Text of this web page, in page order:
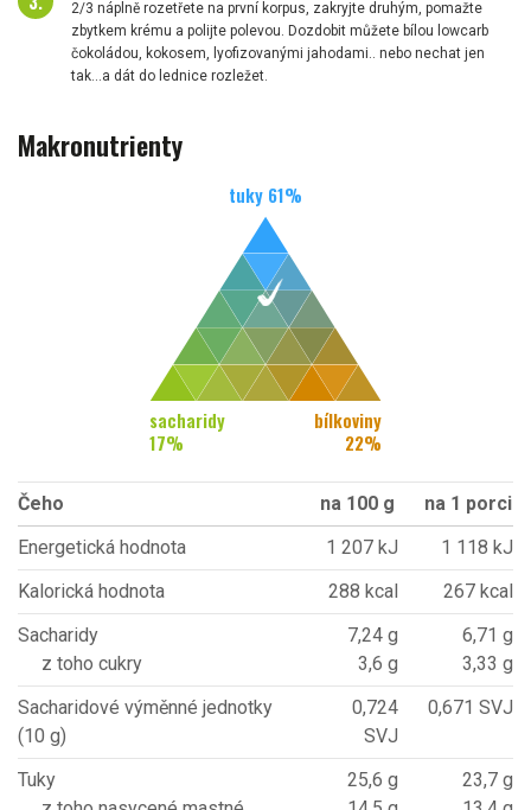
2/3 náplně rozetřete na první korpus, zakryjte druhým, pomažte
zbytkem krému a polijte polevou. Dozdobit můžete bílou lowcarb
čokoládou, kokosem, lyofizovanými jahodami.. nebo nechat jen
tak...a dát do lednice rozležet.
Makronutrienty
tuky 61%
sacharidy
17%
bílkoviny
22%
Čeho na 100 g
na 1 porci
Energetická hodnota
1 207 kJ
1 118 kJ
Kalorická hodnota
288 kcal
267 kcal
Sacharidy
z toho cukry
7,24 g
3,6 g
6,71 g
3,33 g
Sacharidové výměnné jednotky
(10 g)
0,724
SVJ
0,671 SVJ
Tuky
25,6 g
23,7 g